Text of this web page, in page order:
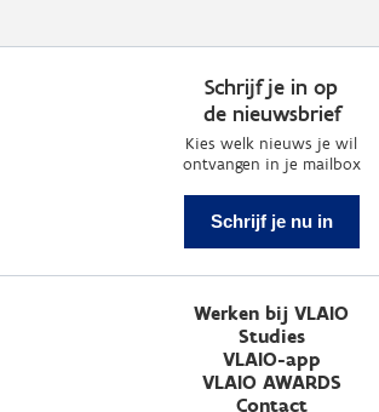
Schrijf je in op
de nieuwsbrief
Kies welk nieuws je wil
ontvangen in je mailbox
Schrijf je nu in
Werken bij VLAIO
Studies
VLAIO-app
VLAIO AWARDS
Contact